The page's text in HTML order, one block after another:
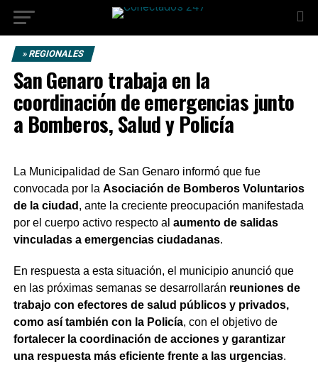
» REGIONALES
San Genaro trabaja en la
coordinación de emergencias junto
a Bomberos, Salud y Policía
La Municipalidad de San Genaro informó que fue
convocada por la Asociación de Bomberos Voluntarios
de la ciudad , ante la creciente preocupación manifestada
por el cuerpo activo respecto al aumento de salidas
vinculadas a emergencias ciudadanas.
En respuesta a esta situación, el municipio anunció que
en las próximas semanas se desarrollarán reuniones de
trabajo con efectores de salud públicos y privados,
como así también con la Policía, con el objetivo de
fortalecer la coordinación de acciones y garantizar
una respuesta más eficiente frente a las urgencias.